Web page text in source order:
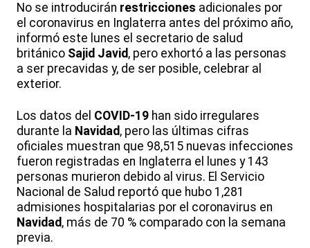
No se introducirán restricciones adicionales por
el coronavirus en Inglaterra antes del próximo año,
informó este lunes el secretario de salud
británico Sajid Javid, pero exhortó a las personas
a ser precavidas y, de ser posible, celebrar al
exterior.
Los datos del COVID-19 han sido irregulares
durante la Navidad, pero las últimas cifras
oficiales muestran que 98,515 nuevas infecciones
fueron registradas en Inglaterra el lunes y 143
personas murieron debido al virus. El Servicio
Nacional de Salud reportó que hubo 1,281
admisiones hospitalarias por el coronavirus en
Navidad, más de 70 % comparado con la semana
previa.